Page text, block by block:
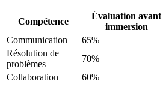
Compétence
Évaluation avant
immersion
Communication
65%
Résolution de
problèmes
70%
Collaboration
60%